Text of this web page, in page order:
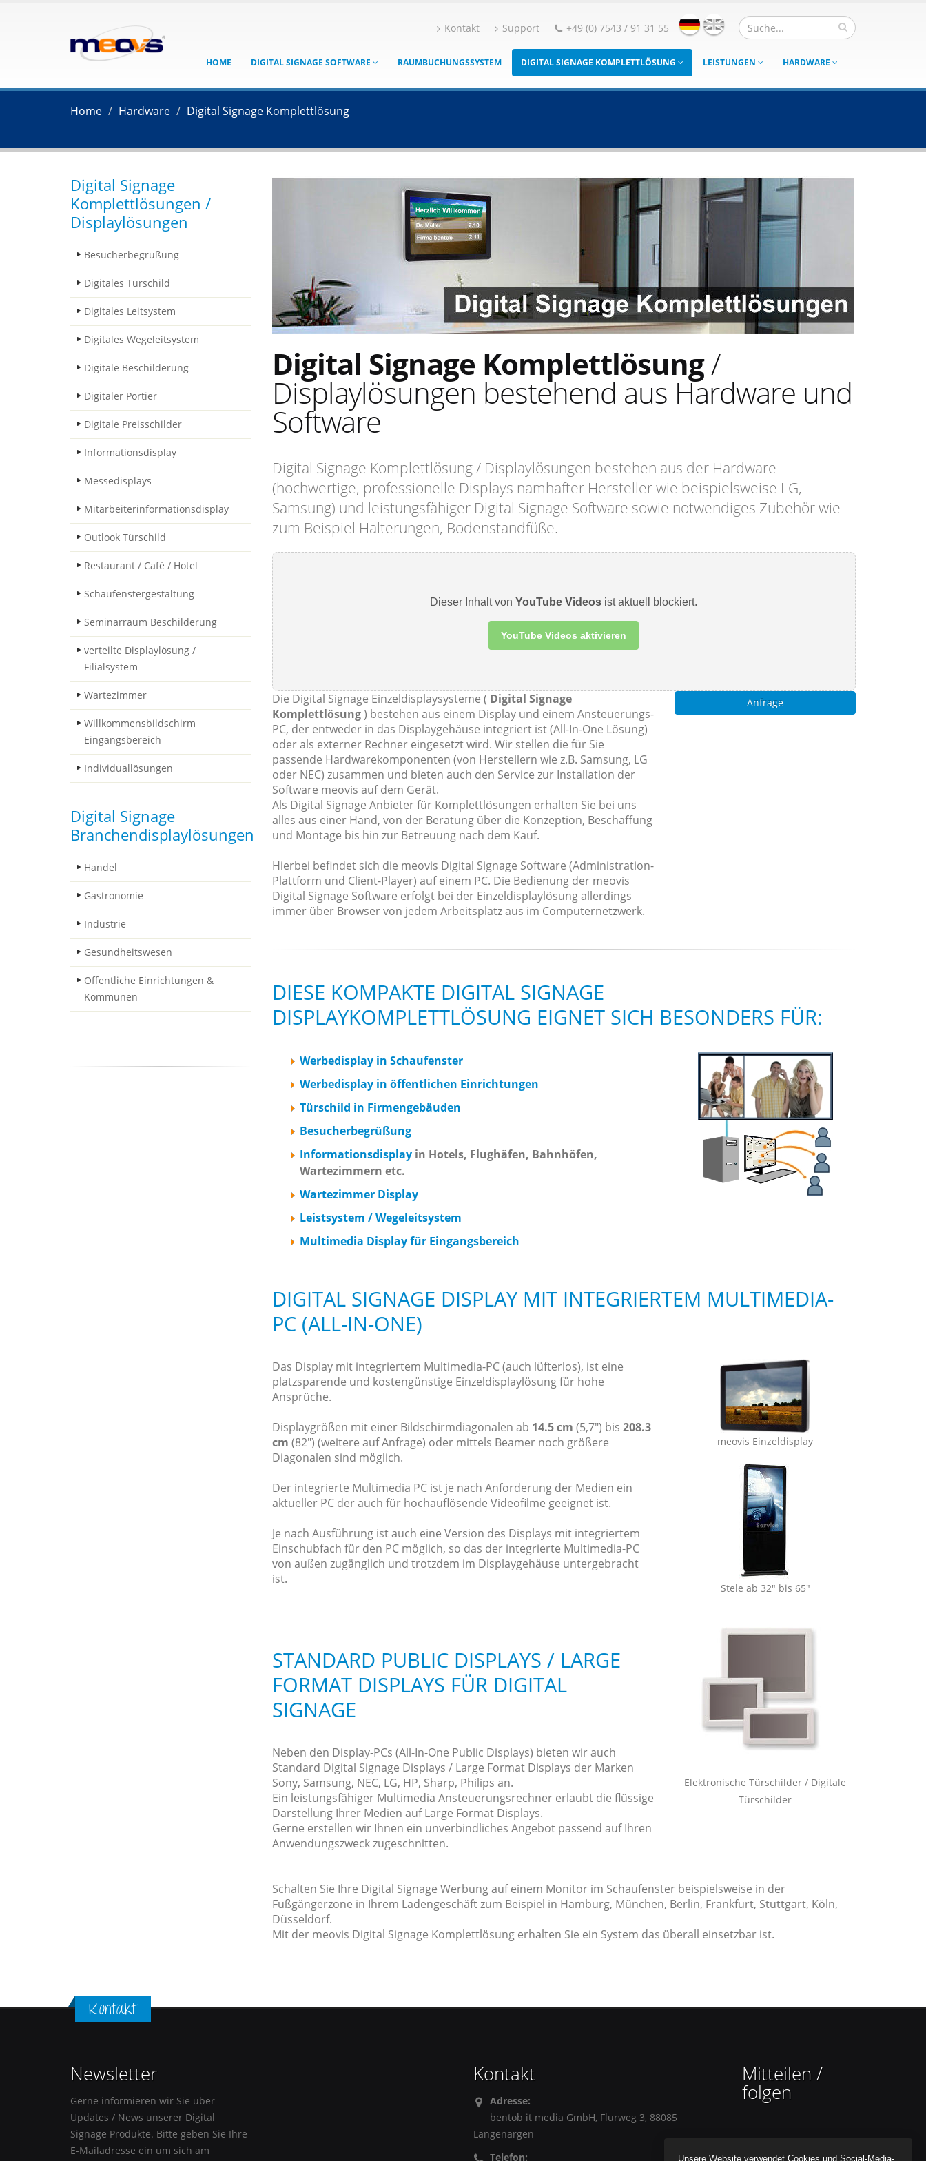
Kontakt Support +49 (0) 7543 / 91 31 55
HOME DIGITAL SIGNAGE SOFTWARE RAUMBUCHUNGSSYSTEM DIGITAL SIGNAGE KOMPLETTLÖSUNG LEISTUNGEN HARDWARE
Home Hardware Digital Signage Komplettlösung
Digital Signage
Komplettlösungen /
Displaylösungen
Besucherbegrüßung
Digitales Türschild
Digitales Leitsystem
Digitales Wegeleitsystem
Digitale Beschilderung
Digitaler Portier
Digitale Preisschilder
Informationsdisplay
Messedisplays
Mitarbeiterinformationsdisplay
Outlook Türschild
Restaurant / Café / Hotel
Schaufenstergestaltung
Seminarraum Beschilderung
verteilte Displaylösung /
Filialsystem
Wartezimmer
Willkommensbildschirm
Eingangsbereich
Individuallösungen
Digital Signage
Branchendisplaylösungen
Handel
Gastronomie
Industrie
Gesundheitswesen
Öffentliche Einrichtungen &
Kommunen
Digital Signage Komplettlösung/
Displaylösungen bestehend aus Hardware und
Software
Digital Signage Komplettlösung / Displaylösungen bestehen aus der Hardware
(hochwertige, professionelle Displays namhafter Hersteller wie beispielsweise LG,
Samsung) und leistungsfähiger Digital Signage Software sowie notwendiges Zubehör wie
zum Beispiel Halterungen, Bodenstandfüße.
Dieser Inhalt vonYouTube Videos ist aktuell blockiert.
YouTube Videos aktivieren
Die Digital Signage Einzeldisplaysysteme ( Digital Signage
Komplettlösung) bestehen aus einem Display und einem Ansteuerungs-
PC, der entweder in das Displaygehäuse integriert ist (All-In-One Lösung)
oder als externer Rechner eingesetzt wird. Wir stellen die für Sie
passende Hardwarekomponenten (von Herstellern wie z.B. Samsung, LG
oder NEC) zusammen und bieten auch den Service zur Installation der
Software meovis auf dem Gerät.
Als Digital Signage Anbieter für Komplettlösungen erhalten Sie bei uns
alles aus einer Hand, von der Beratung über die Konzeption, Beschaffung
und Montage bis hin zur Betreuung nach dem Kauf.
Hierbei befindet sich die meovis Digital Signage Software (Administration-
Plattform und Client-Player) auf einem PC. Die Bedienung der meovis
Digital Signage Software erfolgt bei der Einzeldisplaylösung allerdings
immer über Browser von jedem Arbeitsplatz aus im Computernetzwerk.
Anfrage
DIESE KOMPAKTE DIGITAL SIGNAGE
DISPLAYKOMPLETTLÖSUNG EIGNET SICH BESONDERS FÜR:
Werbedisplay in Schaufenster
Werbedisplay in öffentlichen Einrichtungen
Türschild in Firmengebäuden
Besucherbegrüßung
Informationsdisplay in Hotels, Flughäfen, Bahnhöfen,
Wartezimmern etc.
Wartezimmer Display
Leistsystem / Wegeleitsystem
Multimedia Display für Eingangsbereich
DIGITAL SIGNAGE DISPLAY MIT INTEGRIERTEM MULTIMEDIA-
PC (ALL-IN-ONE)
Das Display mit integriertem Multimedia-PC (auch lüfterlos), ist eine
platzsparende und kostengünstige Einzeldisplaylösung für hohe
Ansprüche.
Displaygrößen mit einer Bildschirmdiagonalen ab 14.5 cm (5,7") bis 208.3
cm (82") (weitere auf Anfrage) oder mittels Beamer noch größere
Diagonalen sind möglich.
Der integrierte Multimedia PC ist je nach Anforderung der Medien ein
aktueller PC der auch für hochauflösende Videofilme geeignet ist.
Je nach Ausführung ist auch eine Version des Displays mit integriertem
Einschubfach für den PC möglich, so das der integrierte Multimedia-PC
von außen zugänglich und trotzdem im Displaygehäuse untergebracht
ist.
STANDARD PUBLIC DISPLAYS / LARGE
FORMAT DISPLAYS FÜR DIGITAL
SIGNAGE
Neben den Display-PCs (All-In-One Public Displays) bieten wir auch
Standard Digital Signage Displays / Large Format Displays der Marken
Sony, Samsung, NEC, LG, HP, Sharp, Philips an.
Ein leistungsfähiger Multimedia Ansteuerungsrechner erlaubt die flüssige
Darstellung Ihrer Medien auf Large Format Displays.
Gerne erstellen wir Ihnen ein unverbindliches Angebot passend auf Ihren
Anwendungszweck zugeschnitten.
meovis Einzeldisplay
Stele ab 32" bis 65"
Elektronische Türschilder / Digitale
Türschilder
Schalten Sie Ihre Digital Signage Werbung auf einem Monitor im Schaufenster beispielsweise in der
Fußgängerzone in Ihrem Ladengeschäft zum Beispiel in Hamburg, München, Berlin, Frankfurt, Stuttgart, Köln,
Düsseldorf.
Mit der meovis Digital Signage Komplettlösung erhalten Sie ein System das überall einsetzbar ist.
Kontakt
Newsletter
Gerne informieren wir Sie über
Updates / News unserer Digital
Signage Produkte. Bitte geben Sie Ihre
E-Mailadresse ein um sich am
Kontakt
Adresse:
bentob it media GmbH, Flurweg 3, 88085
Langenargen
Telefon:
Mitteilen /
folgen
Unsere Website verwendet Cookies und Social-Media-